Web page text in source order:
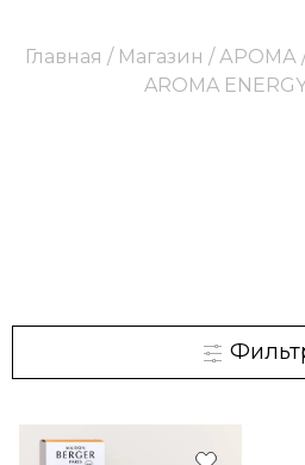
Главная / Магазин / АРОМА
AROMA